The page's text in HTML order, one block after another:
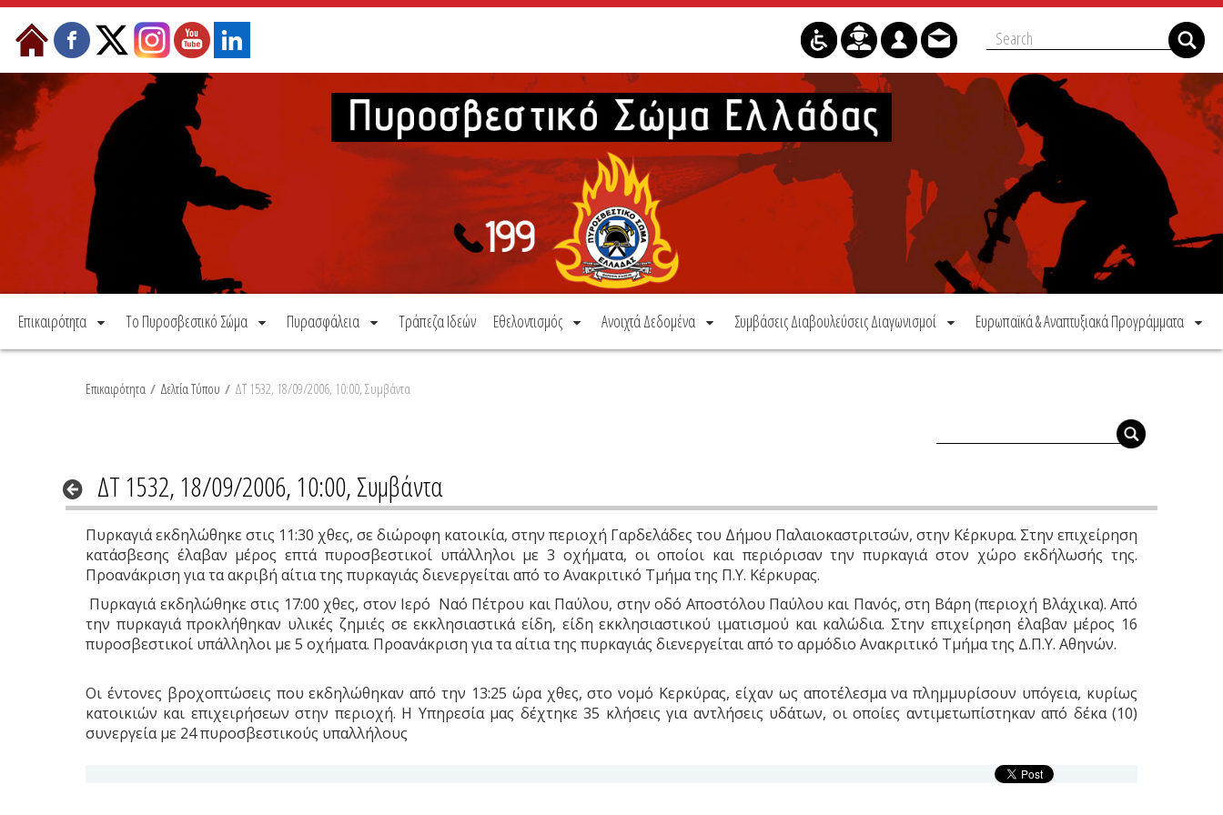
Μετάβαση στο περιεχόμενο
Επικαιρότητα Το Πυροσβεστικό Σώμα Πυρασφάλεια Τράπεζα Ιδεών Εθελοντισμός Ανοιχτά Δεδομένα Συμβάσεις Διαβουλεύσεις Διαγωνισμοί Ευρωπαϊκά & Αναπτυξιακά Προγράμματα
Επικαιρότητα / Δελτία Τύπου / ΔΤ 1532, 18/09/2006, 10:00, Συμβάντα
ΔΤ 1532, 18/09/2006, 10:00, Συμβάντα
Πυρκαγιά εκδηλώθηκε στις 11:30 χθες, σε διώροφη κατοικία, στην περιοχή Γαρδελάδες του Δήμου Παλαιοκαστριτσών, στην Κέρκυρα. Στην επιχείρηση
κατάσβεσης έλαβαν μέρος επτά πυροσβεστικοί υπάλληλοι με 3 οχήματα, οι οποίοι και περιόρισαν την πυρκαγιά στον χώρο εκδήλωσής της.
Προανάκριση για τα ακριβή αίτια της πυρκαγιάς διενεργείται από το Ανακριτικό Τμήμα της Π.Υ. Κέρκυρας.
Πυρκαγιά εκδηλώθηκε στις 17:00 χθες, στον Ιερό Ναό Πέτρου και Παύλου, στην οδό Αποστόλου Παύλου και Πανός, στη Βάρη (περιοχή Βλάχικα). Από
την πυρκαγιά προκλήθηκαν υλικές ζημιές σε εκκλησιαστικά είδη, είδη εκκλησιαστικού ιματισμού και καλώδια. Στην επιχείρηση έλαβαν μέρος 16
πυροσβεστικοί υπάλληλοι με 5 οχήματα. Προανάκριση για τα αίτια της πυρκαγιάς διενεργείται από το αρμόδιο Ανακριτικό Τμήμα της Δ.Π.Υ. Αθηνών.
Οι έντονες βροχοπτώσεις που εκδηλώθηκαν από την 13:25 ώρα χθες, στο νομό Κερκύρας, είχαν ως αποτέλεσμα να πλημμυρίσουν υπόγεια, κυρίως
κατοικιών και επιχειρήσεων στην περιοχή. Η Υπηρεσία μας δέχτηκε 35 κλήσεις για αντλήσεις υδάτων, οι οποίες αντιμετωπίστηκαν από δέκα (10)
συνεργεία με 24 πυροσβεστικούς υπαλλήλους